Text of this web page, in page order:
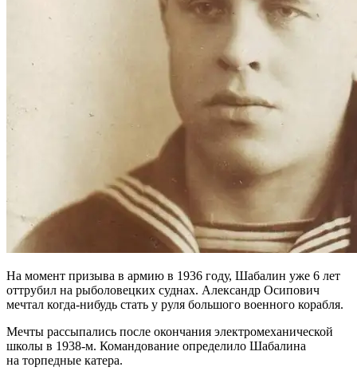
На момент призыва в армию в 1936 году, Шабалин уже 6 лет
оттрубил на рыболовецких суднах. Александр Осипович
мечтал когда-нибудь стать у руля большого военного корабля.
Мечты рассыпались после окончания электромеханической
школы в 1938-м. Командование определило Шабалина
на торпедные катера.